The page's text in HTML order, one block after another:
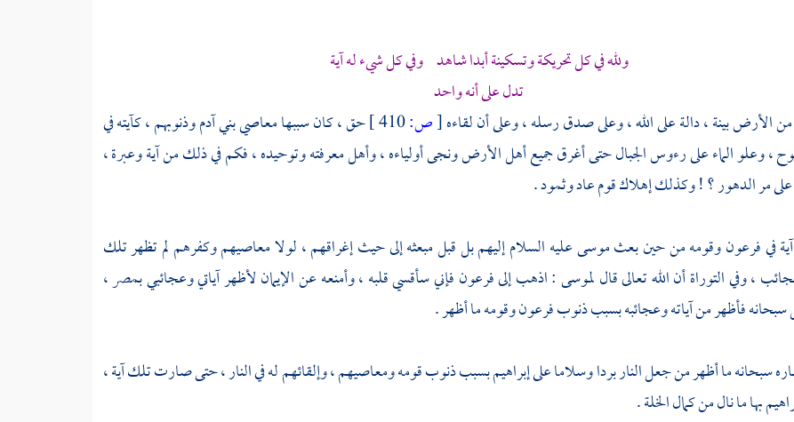
ولله في كل تحريكة وتسكينة أبدا شاهد وفي كل شيء له آية
تدل على أنه واحد
الأرض بينة ، دالة على الله ، وعلى صدق رسله ، وعلى أن لقاءه[ص:
حق ، كان سببها معاصي بني آدم وذنوبهم ، كآيته في
،وعلو الماء على رءوس الجبال حتى أغرق جميع أهل الأرض ونجى أولياءه ، وأهل معرفته وتوحيده ، فكم في ذلك من آية وعبرة ،
على مر الدهور ؟ ! وكذلك إهلاك قومعادوثمود.
فيفرعونوقومه من حين بعثموسىعليه السلام إليهم بل قبل مبعثه إلى حيث إغراقهم ، لولا معاصيهم وكفرهم لم تظهر تلك
، وفي التوراة أن الله تعالى قاللموسى: اذهب إلىفرعونفإني سأقسي قلبه ، وأمنعه عن الإيمان لأظهر آياتي وعجائبيبمصر ،
فأظهر من آياته وعجائبه بسبب ذنوبفرعونوقومه ما أظهر .
سبحانه ما أظهر من جعل النار بردا وسلاما علىإبراهيمبسبب ذنوب قومه ومعاصيهم ، وإلقائهم له في النار ، حتى صارت تلك آية ،
بها ما نال من كمال الخلة .